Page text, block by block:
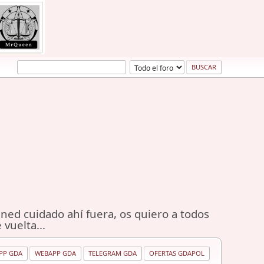
cuidado ahí fuera, os quiero a todos
vuelta...
GDA WEBAPP GDA TELEGRAM GDA OFERTAS GDAPOL